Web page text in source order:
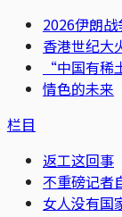
2026伊朗战
香港世纪大
“中国有稀
情色的未来
栏目
返工这回事
不重磅记者
女人没有国